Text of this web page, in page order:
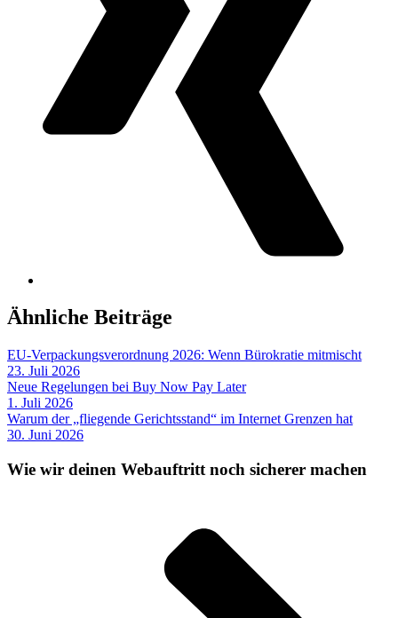
Ähnliche Beiträge
EU-Verpackungsverordnung 2026: Wenn Bürokratie mitmischt
23. Juli 2026
Neue Regelungen bei Buy Now Pay Later
1. Juli 2026
Warum der „fliegende Gerichtsstand“ im Internet Grenzen hat
30. Juni 2026
Wie wir deinen Webauftritt noch sicherer machen